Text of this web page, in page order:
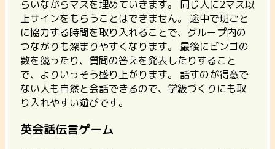
らいながらマスを埋めていきます。 同じ人に2マス以
上サインをもらうことはできません。 途中で班ごと
に協力する時間を取り入れることで、グループ内の
つながりも深まりやすくなります。 最後にビンゴの
数を競ったり、質問の答えを発表したりすること
で、よりいっそう盛り上がります。
話すのが得意で
ない人も自然と会話できるので、学級づくりにも取
り入れやすい遊びです。
英会話伝言ゲーム